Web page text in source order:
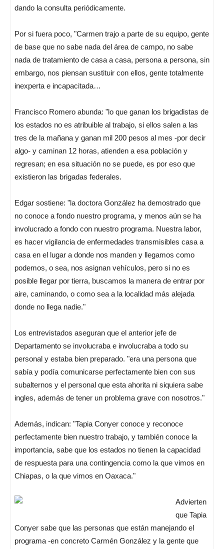
dando la consulta periódicamente.
Por si fuera poco, "Carmen trajo a parte de su equipo, gente
de base que no sabe nada del área de campo, no sabe
nada de tratamiento de casa a casa, persona a persona, sin
embargo, nos piensan sustituir con ellos, gente totalmente
inexperta e incapacitada…
Francisco Romero abunda: "lo que ganan los brigadistas de
los estados no es atribuible al trabajo, si ellos salen a las
tres de la mañana y ganan mil 200 pesos al mes -por decir
algo- y caminan 12 horas, atienden a esa población y
regresan; en esa situación no se puede, es por eso que
existieron las brigadas federales.
Edgar sostiene: "la doctora González ha demostrado que
no conoce a fondo nuestro programa, y menos aún se ha
involucrado a fondo con nuestro programa. Nuestra labor,
es hacer vigilancia de enfermedades transmisibles casa a
casa en el lugar a donde nos manden y llegamos como
podemos, o sea, nos asignan vehículos, pero si no es
posible llegar por tierra, buscamos la manera de entrar por
aire, caminando, o como sea a la localidad más alejada
donde no llega nadie."
Los entrevistados aseguran que el anterior jefe de
Departamento se involucraba e involucraba a todo su
personal y estaba bien preparado. "era una persona que
sabía y podía comunicarse perfectamente bien con sus
subalternos y el personal que esta ahorita ni siquiera sabe
ingles, además de tener un problema grave con nosotros."
Además, indican: "Tapia Conyer conoce y reconoce
perfectamente bien nuestro trabajo, y también conoce la
importancia, sabe que los estados no tienen la capacidad
de respuesta para una contingencia como la que vimos en
Chiapas, o la que vimos en Oaxaca."
Advierten
que Tapia
Conyer sabe que las personas que están manejando el
programa -en concreto Carmén González y la gente que